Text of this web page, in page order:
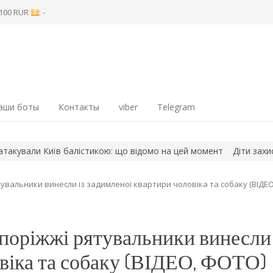
RUR : -
боты Контакты viber Telegram
балістикою: що відомо на цей момент Діти захисників-
винесли із задимленої квартири чоловіка та собаку
рятувальники винесли
та собаку (ВІДЕО, ФОТО)